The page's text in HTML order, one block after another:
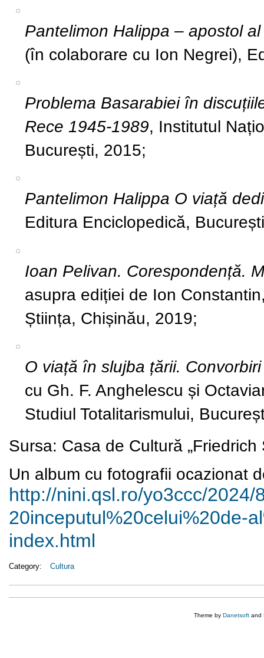
Pantelimon Halippa – apostol
(în colaborare cu Ion Negrei),
Problema Basarabiei în
Rece 1945-1989, Institutul
București, 2015;
Pantelimon Halippa O viață
Editura Enciclopedică,
Ioan Pelivan. Corespondență.
asupra ediției de Ion
Știința, Chișinău, 2019;
O viață în slujba țării.
cu Gh. F. Anghelescu și
Studiul Totalitarismului,
Sursa: Casa de Cultură „Friedrich
Un album cu fotografii ocazionat
http://nini.qsl.ro/yo3ccc/2024/
20inceputul%20celui%20de-
index.html
Category: Cultura
Theme by Danetsoft and